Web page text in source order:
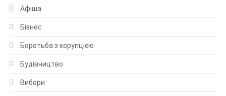
Афіша
Бізнес
Боротьба з корупцією
Будівництво
Вибори